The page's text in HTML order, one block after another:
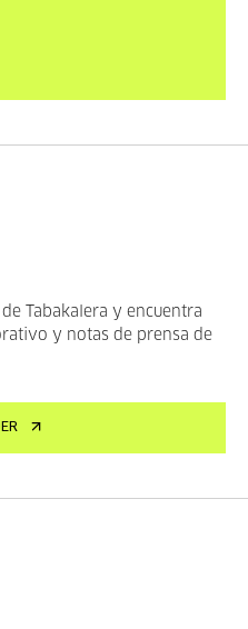
Tabakalera y encuentra
y notas de prensa de